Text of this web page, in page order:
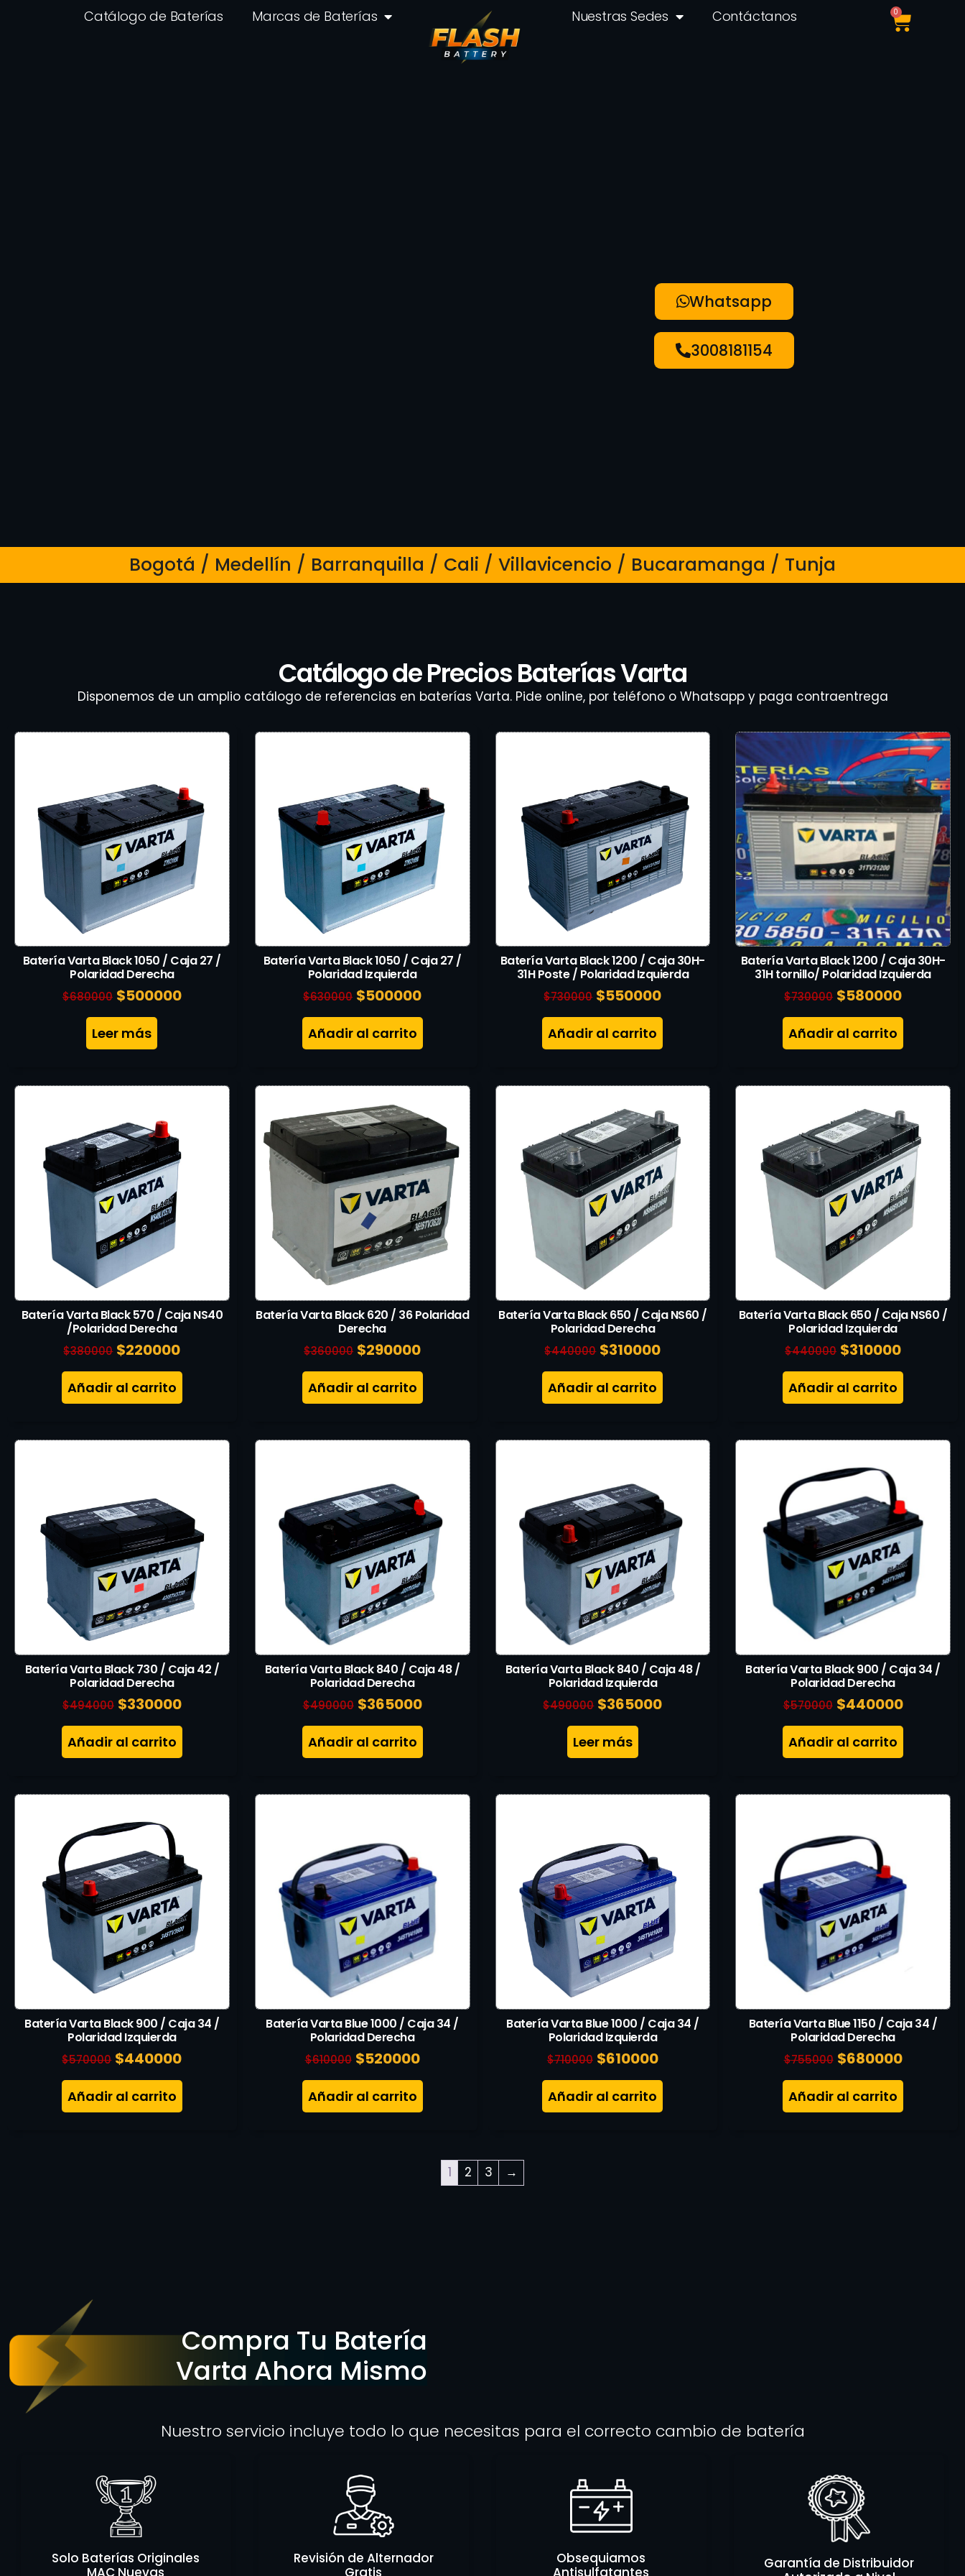
Catálogo de Baterías Marcas de Baterías Nuestras Sedes Contáctanos 0
Whatsapp
3008181154
Bogotá / Medellín / Barranquilla / Cali / Villavicencio / Bucaramanga / Tunja
Catálogo de Precios Baterías Varta
Disponemos de un amplio catálogo de referencias en baterías Varta. Pide online, por teléfono o Whatsapp y paga contraentrega
Batería Varta Black 1050 / Caja 27 /
Polaridad Derecha
$680000 $500000
Leer más
Batería Varta Black 1050 / Caja 27 /
Polaridad Izquierda
$630000 $500000
Añadir al carrito
Batería Varta Black 1200 / Caja 30H-
31H Poste / Polaridad Izquierda
$730000 $550000
Añadir al carrito
Batería Varta Black 1200 / Caja 30H-
31H tornillo/ Polaridad Izquierda
$730000 $580000
Añadir al carrito
Batería Varta Black 570 / Caja NS40
/Polaridad Derecha
$380000 $220000
Añadir al carrito
Batería Varta Black 620 / 36 Polaridad
Derecha
$360000 $290000
Añadir al carrito
Batería Varta Black 650 / Caja NS60 /
Polaridad Derecha
$440000 $310000
Añadir al carrito
Batería Varta Black 650 / Caja NS60 /
Polaridad Izquierda
$440000 $310000
Añadir al carrito
Batería Varta Black 730 / Caja 42 /
Polaridad Derecha
$494000 $330000
Añadir al carrito
Batería Varta Black 840 / Caja 48 /
Polaridad Derecha
$490000 $365000
Añadir al carrito
Batería Varta Black 840 / Caja 48 /
Polaridad Izquierda
$490000 $365000
Leer más
Batería Varta Black 900 / Caja 34 /
Polaridad Derecha
$570000 $440000
Añadir al carrito
Batería Varta Black 900 / Caja 34 /
Polaridad Izquierda
$570000 $440000
Añadir al carrito
Batería Varta Blue 1000 / Caja 34 /
Polaridad Derecha
$610000 $520000
Añadir al carrito
Batería Varta Blue 1000 / Caja 34 /
Polaridad Izquierda
$710000 $610000
Añadir al carrito
Batería Varta Blue 1150 / Caja 34 /
Polaridad Derecha
$755000 $680000
Añadir al carrito
1 2 3 →
Compra Tu Batería
Varta Ahora Mismo
Nuestro servicio incluye todo lo que necesitas para el correcto cambio de batería
Solo Baterías Originales
Revisión de Alternador
Obsequiamos
Garantía de Distribuidor